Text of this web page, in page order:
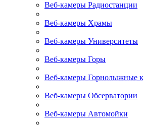
Веб-камеры Радиостанции
Веб-камеры Храмы
Веб-камеры Университеты
Веб-камеры Горы
Веб-камеры Горнолыжные
Веб-камеры Обсерватории
Веб-камеры Автомойки